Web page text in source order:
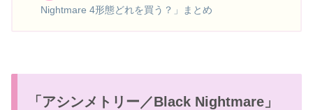
Nightmare 4形態どれを買う？」まとめ
「アシンメトリー／Black Nightmare」